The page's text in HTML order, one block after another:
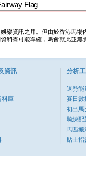
Flag
樂資訊之用。但由於香港馬
料盡可能準確，馬會就此並
資訊
料庫
分析
速勢能
賽日數
初出馬
騎練配
馬匹搬
貼士指